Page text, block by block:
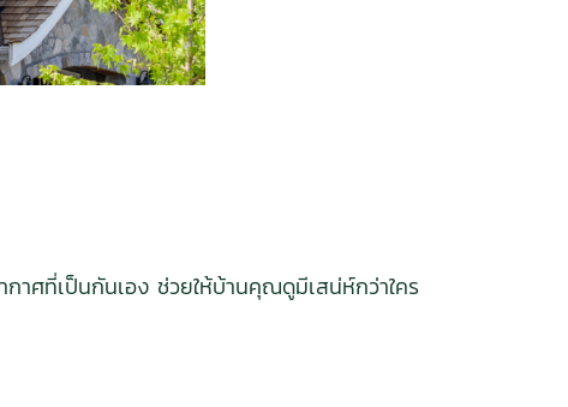
าศที่เป็นกันเอง ช่วยให้บ้านคุณดูมีเสน่ห์กว่าใคร